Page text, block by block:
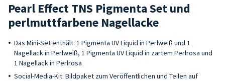
Pearl Effect TNS Pigmenta Set und
perlmuttfarbene Nagellacke
Das Mini-Set enthält: 1 Pigmenta UV Liquid in Perlweiß und 1
Nagellack in Perlweiß, 1 Pigmenta UV Liquid in zartem Perlrosa und
1 Nagellack in Perlrosa
Social-Media-Kit: Bildpaket zum Veröffentlichen und Teilen auf